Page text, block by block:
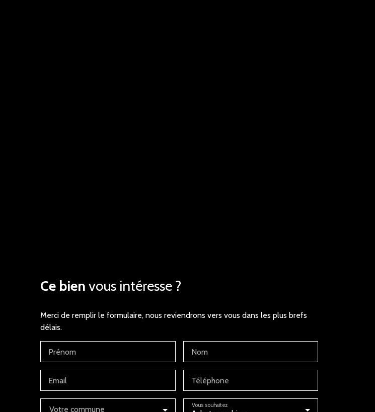
Ce bien vous intéresse ?
Merci de remplir le formulaire, nous reviendrons vers vous dans les plus brefs
délais.
Prénom Nom
Email Téléphone
Votre commune Vous souhaitez